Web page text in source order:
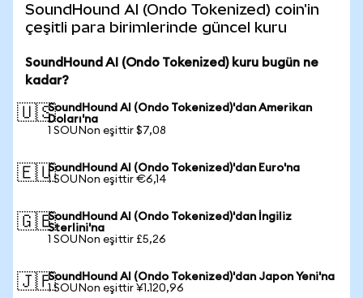
SoundHound AI (Ondo Tokenized) coin'in
çeşitli para birimlerinde güncel kuru
SoundHound AI (Ondo Tokenized) kuru bugün ne
kadar?
🇺🇸SoundHound AI (Ondo Tokenized)'dan Amerikan
Doları'na
1 SOUNon eşittir $7,08
🇪🇺SoundHound AI (Ondo Tokenized)'dan Euro'na
1 SOUNon eşittir €6,14
🇬🇧SoundHound AI (Ondo Tokenized)'dan İngiliz
Sterlini'na
1 SOUNon eşittir £5,26
🇯🇵SoundHound AI (Ondo Tokenized)'dan Japon Yeni'na
1 SOUNon eşittir ¥1.120,96